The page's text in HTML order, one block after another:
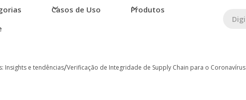
Casos de Uso
Produtos
Insights e tendências/Verificação de Integridade de Supply Chain para o Coronavírus